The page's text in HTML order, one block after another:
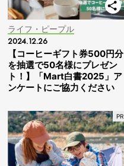
ライフ・ピープル
2024.12.26
【コーヒーギフト券500円分
を抽選で50名様にプレゼン
ト！】「Mart白書2025」ア
ンケートにご協力ください